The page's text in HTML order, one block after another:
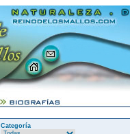
Categoría